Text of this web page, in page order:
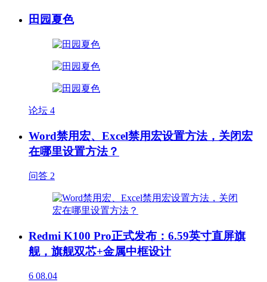
田园夏色
论坛 4
Word禁用宏、Excel禁用宏设置方法，关闭宏
在哪里设置方法？
问答 2
Redmi K100 Pro正式发布：6.59英寸直屏旗
舰，旗舰双芯+金属中框设计
6 08.04